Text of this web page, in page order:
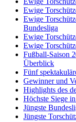
Ewige
Ewige
Bundesliga
Ewige
Ewige
Fußball-Saison
Überblick
Fünf
Gewinner und
Highlights des
Höchste Siege
Jüngste
Jüngste